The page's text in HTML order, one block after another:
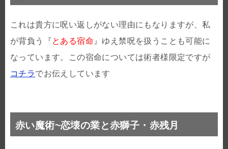
これは貴方に呪い返しがない理由にもなりますが、私
が背負う『とある宿命 』ゆえ禁呪を扱うことも可能に
なっています。この宿命については術者様限定ですが
コチラでお伝えしています
赤い魔術~恋壊の業と赤獅子・赤残月